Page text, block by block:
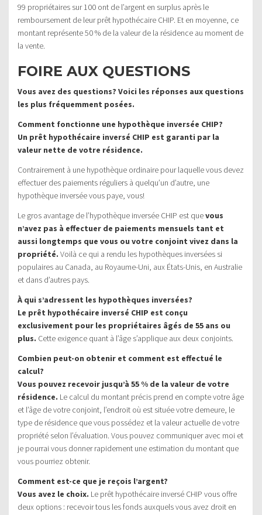
99 propriétaires sur 100 ont de l’argent en surplus après le
remboursement de leur prêt hypothécaire CHIP. Et en moyenne, ce
montant représente 50 % de la valeur de la résidence au moment de
la vente.
FOIRE AUX QUESTIONS
Vous avez des questions? Voici les réponses aux questions
les plus fréquemment posées.
Comment fonctionne une hypothèque inversée CHIP?
Un prêt hypothécaire inversé CHIP est garanti par la
valeur nette de votre résidence.
Contrairement à une hypothèque ordinaire pour laquelle vous devez
effectuer des paiements réguliers à quelqu’un d’autre, une
hypothèque inversée vous paye, vous!
Le gros avantage de l’hypothèque inversée CHIP est quevous
n’avez pas à effectuer de paiements mensuels tant et
aussi longtemps que vous ou votre conjoint vivez dans la
propriété. Voilà ce qui a rendu les hypothèques inversées si
populaires au Canada, au Royaume-Uni, aux États-Unis, en Australie
et dans d’autres pays.
À qui s’adressent les hypothèques inversées?
Le prêt hypothécaire inversé CHIP est conçu
exclusivement pour les propriétaires âgés de 55 ans ou
plus. Cette exigence quant à l’âge s’applique aux deux conjoints.
Combien peut-on obtenir et comment est effectué le
calcul?
Vous pouvez recevoir jusqu’à 55 % de la valeur de votre
résidence. Le calcul du montant précis prend en compte votre âge
et l’âge de votre conjoint, l’endroit où est située votre demeure, le
type de résidence que vous possédez et la valeur actuelle de votre
propriété selon l’évaluation. Vous pouvez communiquer avec moi et
je pourrai vous donner rapidement une estimation du montant que
vous pourriez obtenir.
Comment est-ce que je reçois l’argent?
Vous avez le choix. Le prêt hypothécaire inversé CHIP vous offre
deux options : recevoir tous les fonds auxquels vous avez droit en